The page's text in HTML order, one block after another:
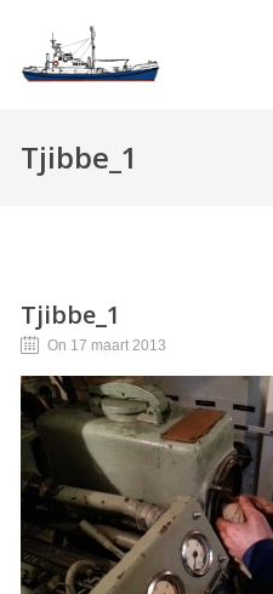
Tjibbe_1
Tjibbe_1
On 17 maart 2013